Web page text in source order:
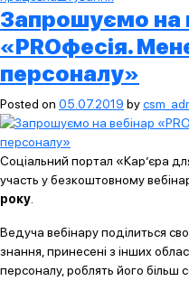
Запрошуємо на
«PROфесія.
персоналу»
Posted on 05.07.2019 by
Соціальний портал «Кар’єра
участь у безкоштовному
року
Ведуча вебінару поділиться
знання, принесені з інших
персоналу, роблять його більш